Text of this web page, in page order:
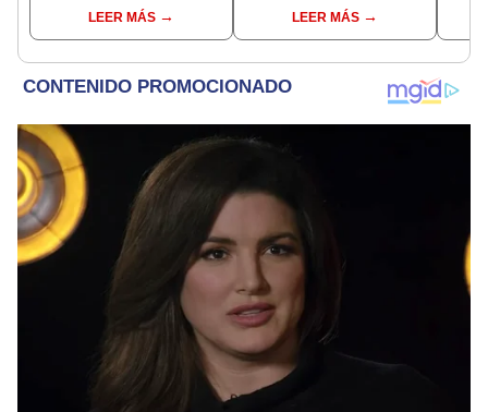
denunciarlo por
tocamientos: “Me
LEER MÁS
muy fuertes..."
LEER MÁS